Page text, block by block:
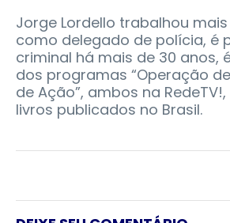
Jorge Lordello trabalhou
como delegado de polícia, é
criminal há mais de 30 anos,
dos programas “Operação de
de Ação”, ambos na
livros publicados no Brasil.